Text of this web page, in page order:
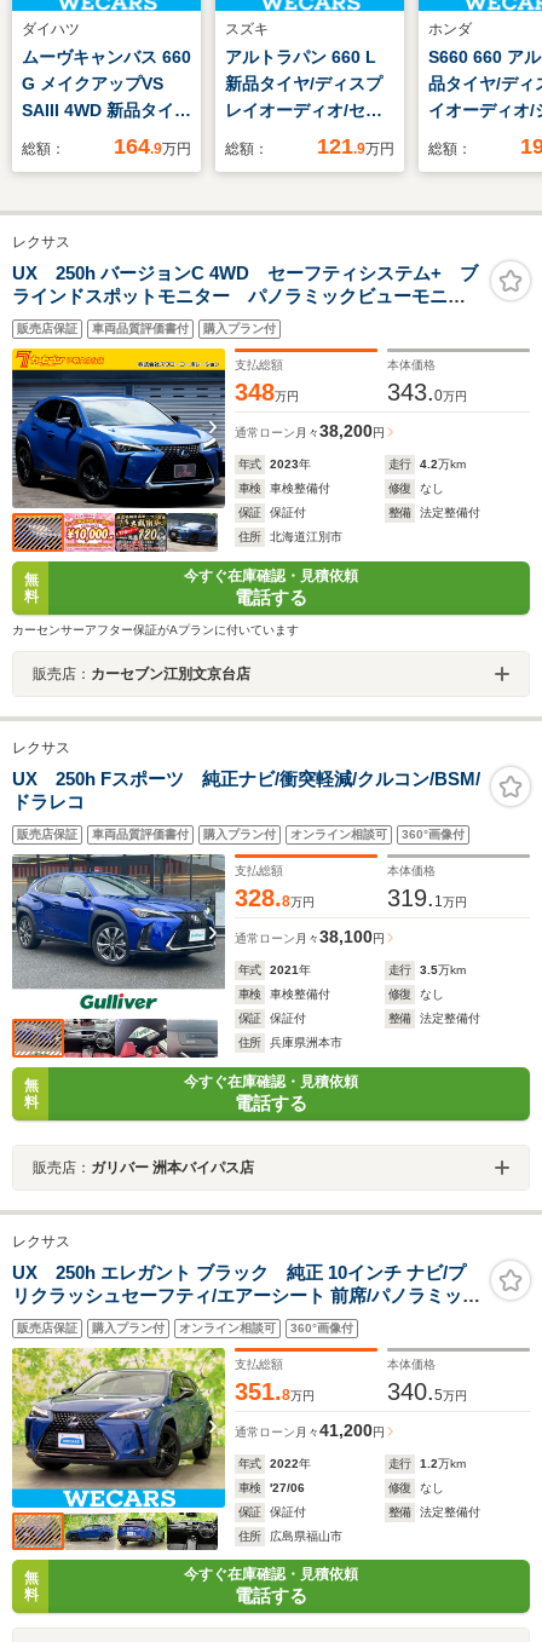
ダイハツ
ムーヴキャンバス 660
G メイクアップVS
SAIII 4WD 新品タイ
ヤ/社外 SDナビ/衝突
ーター 運転席/全方位
モニター/車線逸脱防
止支援システム/ヘッ
ドランプ
LED/Bluetooth接続
総額： 164.9万円
スズキ
アルトラパン 660 L
新品タイヤ/ディスプ
レイオーディオ/セー
フティサポート(スズ
後/Bluetooth接
滑り防止装置/バック
モニター
総額： 121.9万円
ホンダ
S660 660 ア
品タイヤ/ディ
イオーディオ/
ハーフレザー/
ジャック/
ホンダセンシ
総額：
レクサス
UX 250h バージョンC 4WD セーフティシステム+ ブ
ラインドスポットモニター パノラミックビューモニタ
ー レーダークルーズ 三眼LEDライト 1500W電源
12.3型ナビ パワーシート シート&ステアヒーター
ETC2.0
販売店保証 車両品質評価書付 購入プラン付
支払総額
348万円
本体価格
343.0万円
通常ローン 月々38,200円
年式 2023年 走行 4.2万km
車検
車検整備付 修復
なし
保証
保証付 整備
法定整備付
住所
北海道江別市
無
料
今すぐ在庫確認・見積依頼
電話する
カーセンサーアフター保証がAプランに付いています
販売店： カーセブン江別文京台店
レクサス
UX 250h Fスポーツ 純正ナビ/衝突軽減/クルコン/BSM/
ドラレコ
販売店保証 車両品質評価書付 購入プラン付 オンライン相談可 360°画像付
支払総額
328.8万円
本体価格
319. 1 万円
通常ローン 月々38,100円
年式 2021年 走行 3.5万km
車検
車検整備付 修復
なし
保証
保証付 整備
法定整備付
住所
兵庫県洲本市
無
料
今すぐ在庫確認・見積依頼
電話する
販売店： ガリバー 洲本バイパス店
レクサス
UX 250h エレガント ブラック 純正 10インチ ナビ/プ
リクラッシュセーフティ/エアーシート 前席/パノラミック
ビューモニター/車線逸脱防止支援システム/シート フルレ
ザー/電動バックドア/ドライブレコーダー 前後
販売店保証 購入プラン付 オンライン相談可 360°画像付
支払総額
351.8万円
本体価格
340.5万円
通常ローン 月々41,200円
年式 2022年 走行 1.2万km
車検
'27/06 修復
なし
保証
保証付 整備
法定整備付
住所
広島県福山市
無
料
今すぐ在庫確認・見積依頼
電話する